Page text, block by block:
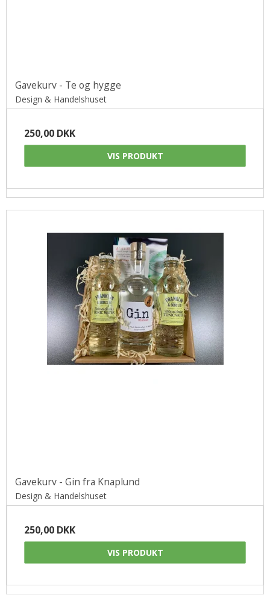
Gavekurv - Te og hygge
Design & Handelshuset
250,00 DKK
VIS PRODUKT
Gavekurv - Gin fra Knaplund
Design & Handelshuset
250,00 DKK
VIS PRODUKT